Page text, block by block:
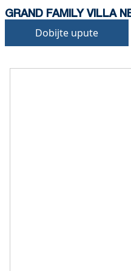
GRAND FAMILY VILLA
Dobijte upute